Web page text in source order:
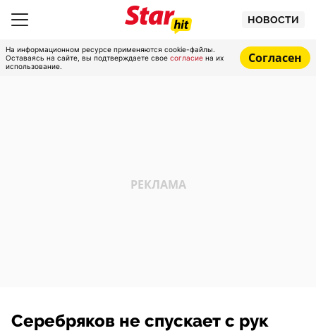
НОВОСТИ
На информационном ресурсе применяются cookie-файлы.
Оставаясь на сайте, вы подтверждаете свое согласие на их
использование.
Согласен
Серебряков не спускает с рук